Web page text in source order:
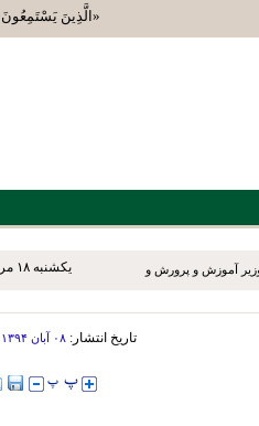
«الَّذِينَ يَسْتَمِعُونَ
يکشنبه ۱۸ مرداد ۱۴۰۵ آموزش و پرورش و
تاریخ انتشار: ۰۸ آبان ۱۳۹۴ - ۰۹:۱۷